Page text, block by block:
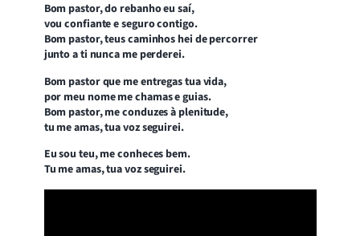
Bom pastor, do rebanho eu saí,
vou confiante e seguro contigo.
Bom pastor, teus caminhos hei de percorrer
junto a ti nunca me perderei.
Bom pastor que me entregas tua vida,
por meu nome me chamas e guias.
Bom pastor, me conduzes à plenitude,
tu me amas, tua voz seguirei.
Eu sou teu, me conheces bem.
Tu me amas, tua voz seguirei.